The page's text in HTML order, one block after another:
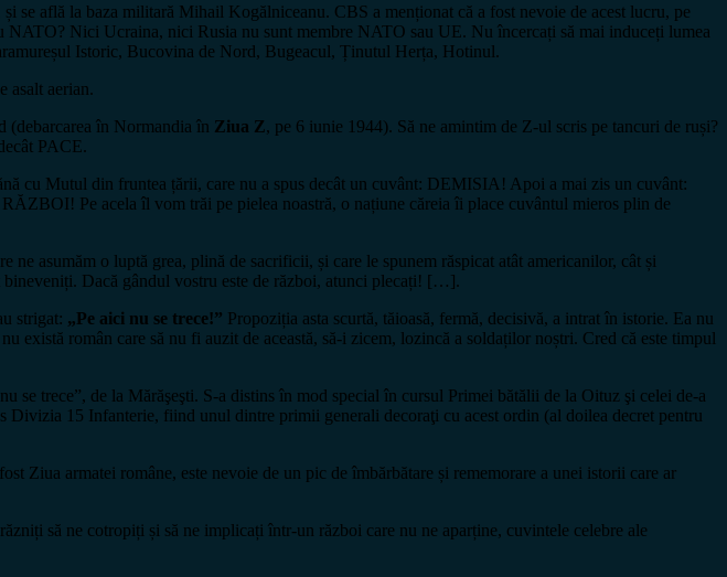
află la baza militară Mihail Kogălniceanu. CBS a menționat că a fost nevoie de acest lucru, pe
Nici Ucraina, nici Rusia nu sunt membre NATO sau UE. Nu încercați să mai induceți lumea
Istoric, Bucovina de Nord, Bugeacul, Ținutul Herța, Hotinul.
asalt aerian.
în Normandia în Ziua Z, pe 6 iunie 1944). Să ne amintim de Z-ul scris pe tancuri de ruși?
PACE.
Mutul din fruntea țării, care nu a spus decât un cuvânt: DEMISIA! Apoi a mai zis un cuvânt:
Pe acela îl vom trăi pe pielea noastră, o națiune căreia îi place cuvântul mieros plin de
asumăm o luptă grea, plină de sacrificii, și care le spunem răspicat atât americanilor, cât și
bineveniți. Dacă gândul vostru este de război, atunci plecați! […].
strigat: „Pe aici nu se trece!” Propoziția asta scurtă, tăioasă, fermă, decisivă, a intrat în istorie. Ea nu
există român care să nu fi auzit de această, să-i zicem, lozincă a soldaților noștri. Cred că este timpul
trece”, de la Mărăşeşti. S-a distins în mod special în cursul Primei bătălii de la Oituz şi celei de-a
15 Infanterie, fiind unul dintre primii generali decoraţi cu acest ordin (al doilea decret pentru
Ziua armatei române, este nevoie de un pic de îmbărbătare și rememorare a unei istorii care ar
să ne cotropiți și să ne implicați într-un război care nu ne aparține, cuvintele celebre ale